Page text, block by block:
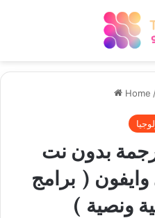
Home
بدون نت
وايفون ( برامج
ونصية )